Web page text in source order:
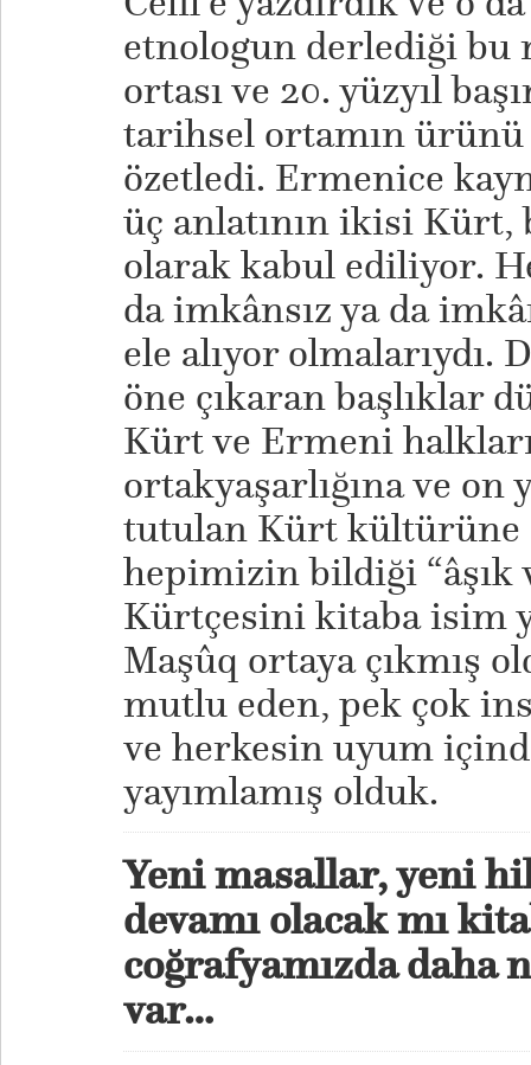
etnologun derlediği bu
ortası ve 20. yüzyıl
tarihsel ortamın
özetledi. Ermenice
üç anlatının ikisi
olarak kabul ediliyor.
da imkânsız ya da
ele alıyor olmalarıydı.
öne çıkaran başlıklar
Kürt ve Ermeni
ortakyaşarlığına ve on
tutulan Kürt kültürüne
hepimizin bildiği “âşık
Kürtçesini kitaba isim
Maşûq ortaya çıkmış
mutlu eden, pek çok
ve herkesin uyum
yayımlamış olduk.
Yeni masallar, yeni
devamı olacak mı
coğrafyamızda daha
var…